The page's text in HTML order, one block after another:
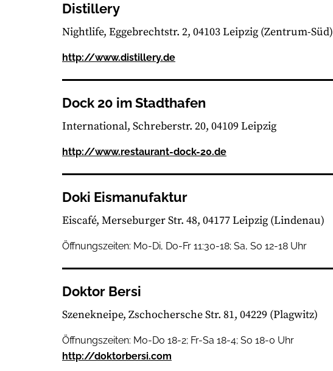
Distillery
Nightlife Eggebrechtstr. 2, 04103 Leipzig (Zentrum-Süd)
http://www.distillery.de
Dock 20 im Stadthafen
International Schreberstr. 20, 04109 Leipzig
http://www.restaurant-dock-20.de
Doki Eismanufaktur
Eiscafé Merseburger Str. 48, 04177 Leipzig (Lindenau)
Öffnungszeiten: Mo-Di, Do-Fr 11:30-18; Sa, So 12-18 Uhr
Doktor Bersi
Szenekneipe Zschochersche Str. 81, 04229 (Plagwitz)
Öffnungszeiten: Mo-Do 18-2; Fr-Sa 18-4; So 18-0 Uhr
http://doktorbersi.com